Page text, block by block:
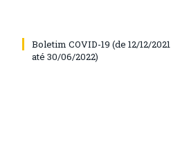
Boletim COVID-19 (de 12/12/2021
até 30/06/2022)